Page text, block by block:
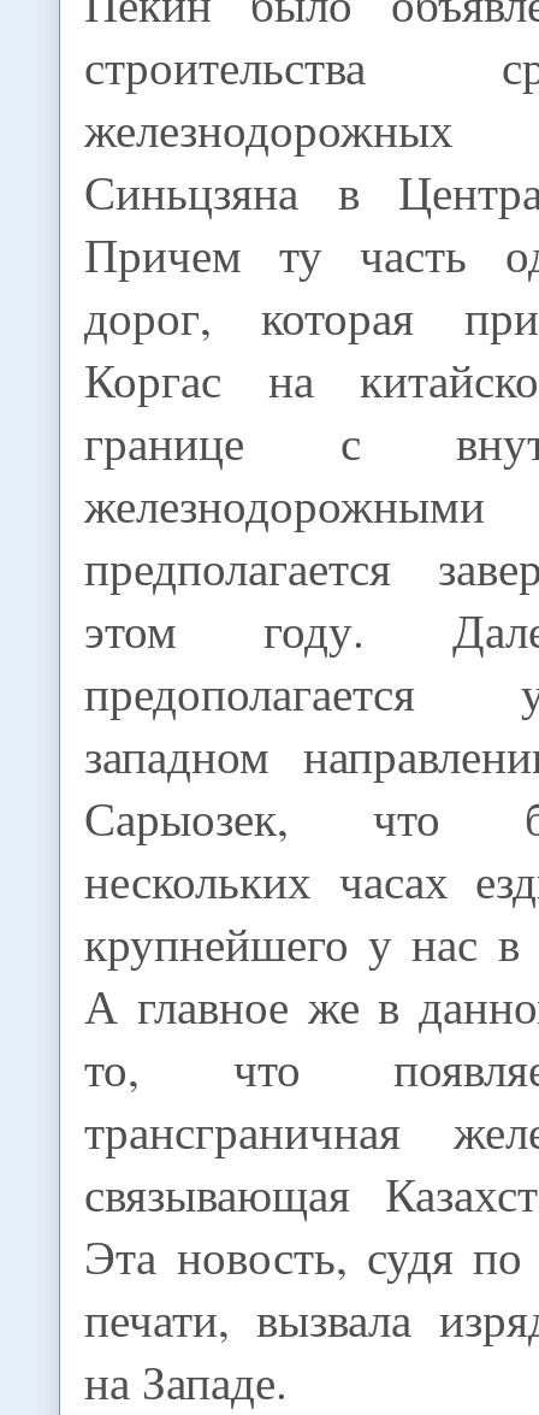
строительства
Синьцзяна в
Причем ту часть
дорог, которая
Коргас на китайско-
границе с
предполагается
этом году.
западном
Сарыозек, что
нескольких часах
крупнейшего у нас в
А главное же в
то, что
трансграничная
связывающая
Эта новость, судя
печати, вызвала
на Западе.